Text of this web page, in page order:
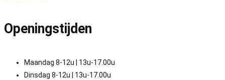
Openingstijden
Maandag 8-12u | 13u-17.00u
Dinsdag 8-12u | 13u-17.00u